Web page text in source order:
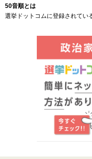
50音順とは
選挙ドットコムに登録されてい